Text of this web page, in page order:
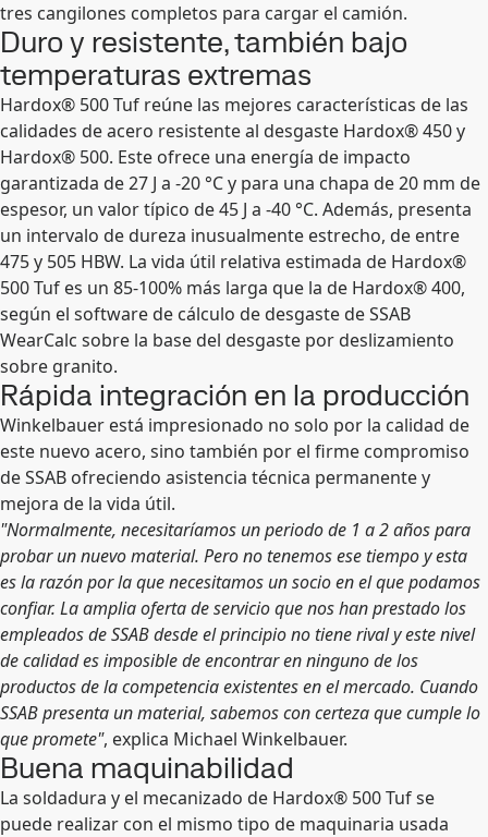
tres cangilones completos para cargar el camión.
Duro y resistente, también bajo
temperaturas extremas
Hardox® 500 Tuf reúne las mejores características de las
calidades de acero resistente al desgaste Hardox® 450 y
Hardox® 500. Este ofrece una energía de impacto
garantizada de 27 J a -20 °C y para una chapa de 20 mm de
espesor, un valor típico de 45 J a -40 °C. Además, presenta
un intervalo de dureza inusualmente estrecho, de entre
475 y 505 HBW. La vida útil relativa estimada de Hardox®
500 Tuf es un 85-100% más larga que la de Hardox® 400,
según el software de cálculo de desgaste de SSAB
WearCalc sobre la base del desgaste por deslizamiento
sobre granito.
Rápida integración en la producción
Winkelbauer está impresionado no solo por la calidad de
este nuevo acero, sino también por el firme compromiso
de SSAB ofreciendo asistencia técnica permanente y
mejora de la vida útil.
"Normalmente, necesitaríamos un periodo de 1 a 2 años para
probar un nuevo material. Pero no tenemos ese tiempo y esta
es la razón por la que necesitamos un socio en el que podamos
confiar. La amplia oferta de servicio que nos han prestado los
empleados de SSAB desde el principio no tiene rival y este nivel
de calidad es imposible de encontrar en ninguno de los
productos de la competencia existentes en el mercado. Cuando
SSAB presenta un material, sabemos con certeza que cumple lo
que promete", explica Michael Winkelbauer.
Buena maquinabilidad
La soldadura y el mecanizado de Hardox® 500 Tuf se
puede realizar con el mismo tipo de maquinaria usada